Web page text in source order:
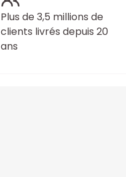
Plus de 3,5 millions de
clients livrés depuis 20
ans